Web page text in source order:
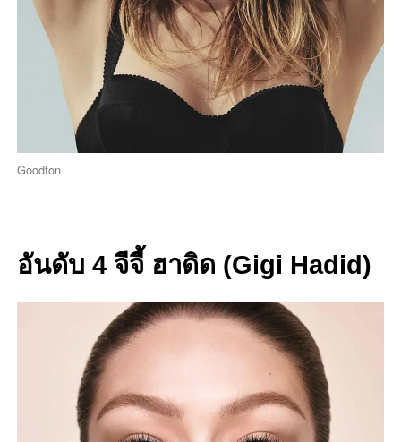
Goodfon
อันดับ 4 จีจี้ ฮาดิด (Gigi Hadid)